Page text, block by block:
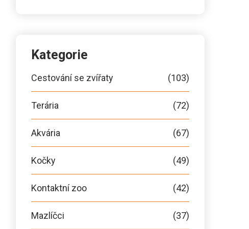
Kategorie
Cestování se zvířaty (103)
Terária (72)
Akvária (67)
Kočky (49)
Kontaktní zoo (42)
Mazlíčci (37)